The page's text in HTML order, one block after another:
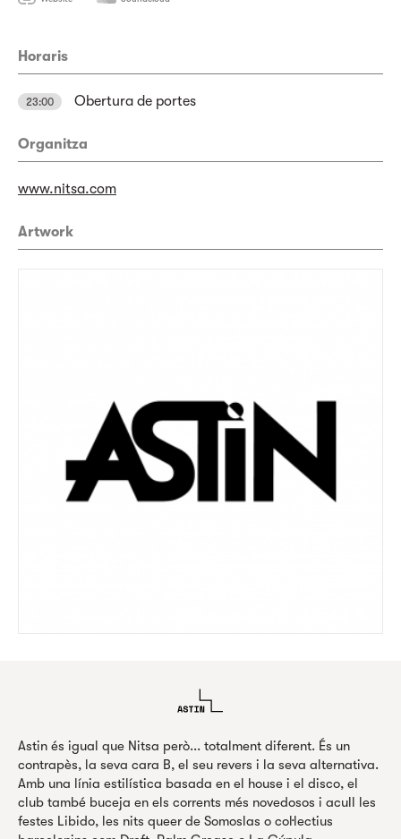
Horaris
23:00 Obertura de portes
Organitza
www.nitsa.com
Artwork
Astin és igual que Nitsa però... totalment diferent. És un
contrapès, la seva cara B, el seu revers i la seva alternativa.
Amb una línia estilística basada en el house i el disco, el
club també buceja en els corrents més novedosos i acull les
festes Libido, les nits queer de Somoslas o col·lectius